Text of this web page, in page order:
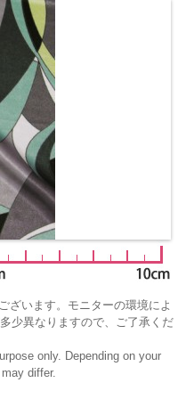
ざいます。モニターの環境によ
少異なりますので、ご了承くだ
only. Depending on your
differ.